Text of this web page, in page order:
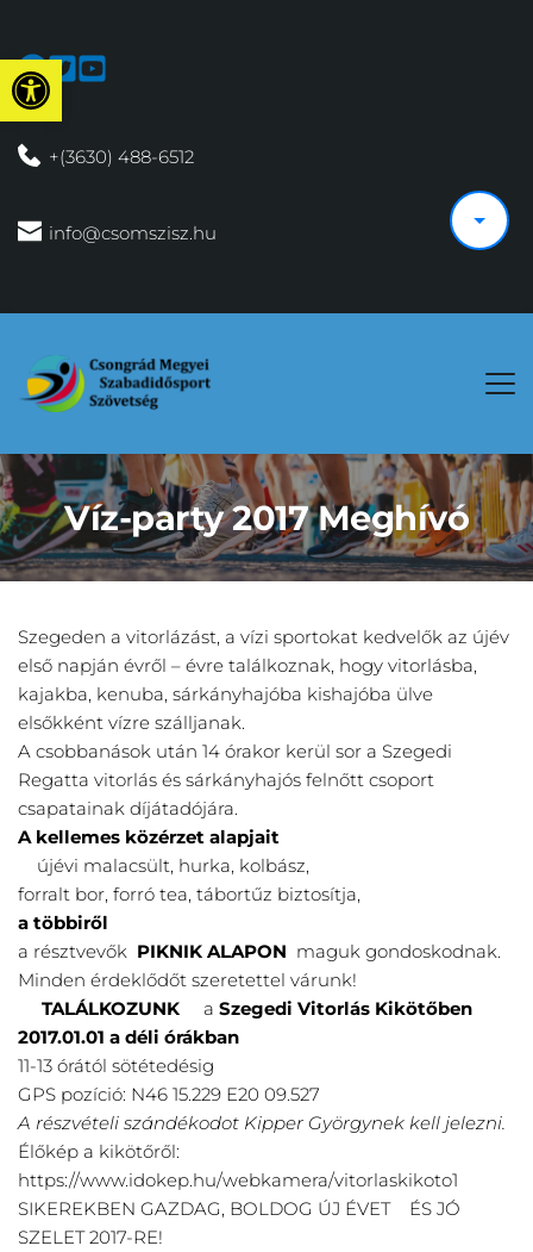
Eszköztár megnyitása
+(3630) 488-6512
info@csomszisz.hu
Víz-party 2017 Meghívó
Szegeden a vitorlázást, a vízi sportokat kedvelők az újév
első napján évről – évre találkoznak, hogy vitorlásba,
kajakba, kenuba, sárkányhajóba kishajóba ülve
elsőkként vízre szálljanak.
A csobbanások után 14 órakor kerül sor a Szegedi
Regatta vitorlás és sárkányhajós felnőtt csoport
csapatainak díjátadójára.
A kellemes közérzet alapjait
újévi malacsült, hurka, kolbász,
forralt bor, forró tea, tábortűz biztosítja,
a többiről
a résztvevők PIKNIK ALAPON maguk gondoskodnak.
Minden érdeklődőt szeretettel várunk!
TALÁLKOZUNK a Szegedi Vitorlás Kikötőben
2017.01.01 a déli órákban
11-13 órától sötétedésig
GPS pozíció: N46 15.229 E20 09.527
A részvételi szándékodot Kipper Györgynek kell jelezni.
Élőkép a kikötőről:
https://www.idokep.hu/webkamera/vitorlaskikoto1
SIKEREKBEN GAZDAG, BOLDOG ÚJ ÉVET ÉS JÓ
SZELET 2017-RE!